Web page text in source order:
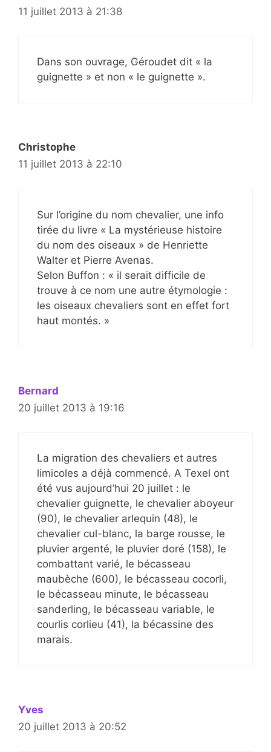
11 juillet 2013 à 21:38
Dans son ouvrage, Géroudet dit « la
guignette » et non « le guignette ».
Christophe
11 juillet 2013 à 22:10
Sur l’origine du nom chevalier, une info
tirée du livre « La mystérieuse histoire
du nom des oiseaux » de Henriette
Walter et Pierre Avenas.
Selon Buffon : « il serait difficile de
trouve à ce nom une autre étymologie :
les oiseaux chevaliers sont en effet fort
haut montés. »
Bernard
20 juillet 2013 à 19:16
La migration des chevaliers et autres
limicoles a déjà commencé. A Texel ont
été vus aujourd’hui 20 juillet : le
chevalier guignette, le chevalier aboyeur
(90), le chevalier arlequin (48), le
chevalier cul-blanc, la barge rousse, le
pluvier argenté, le pluvier doré (158), le
combattant varié, le bécasseau
maubèche (600), le bécasseau cocorli,
le bécasseau minute, le bécasseau
sanderling, le bécasseau variable, le
courlis corlieu (41), la bécassine des
marais.
Yves
20 juillet 2013 à 20:52